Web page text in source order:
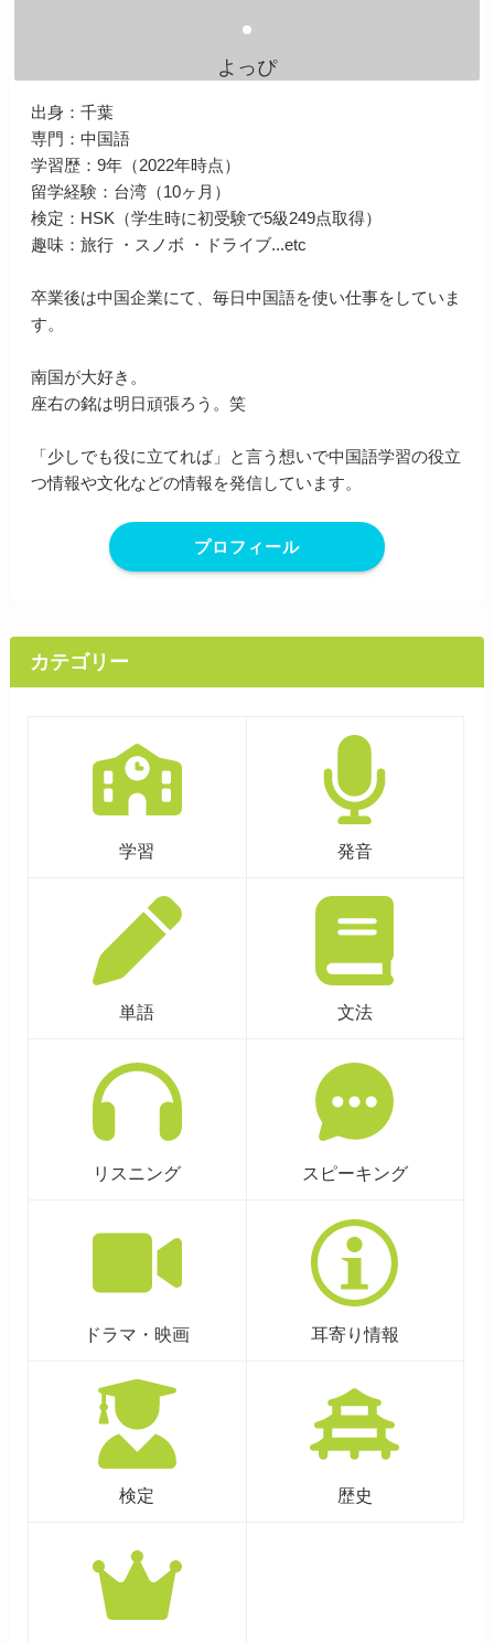
よっぴ
出身：千葉
専門：中国語
学習歴：9年（2022年時点）
留学経験：台湾（10ヶ月）
検定：HSK（学生時に初受験で5級249点取得）
趣味：旅行 ・スノボ ・ドライブ...etc
卒業後は中国企業にて、毎日中国語を使い仕事をしていま
す。
南国が大好き。
座右の銘は明日頑張ろう。笑
「少しでも役に立てれば」と言う想いで中国語学習の役立
つ情報や文化などの情報を発信しています。
プロフィール
カテゴリー
学習 発音
単語 文法
リスニング スピーキング
ドラマ・映画 耳寄り情報
検定 歴史